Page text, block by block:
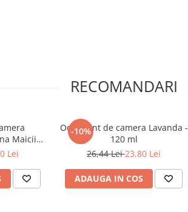
RECOMANDARI
Maicii
ml
Lei
-10%
Odorizant de camera Lavanda -
120 ml
26,44 Lei23,80 Lei
ADAUGA IN COS